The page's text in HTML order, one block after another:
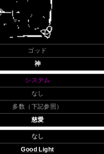
ゴッド
神
システム
なし
多数（下記参照）
慈愛
なし
Good Light